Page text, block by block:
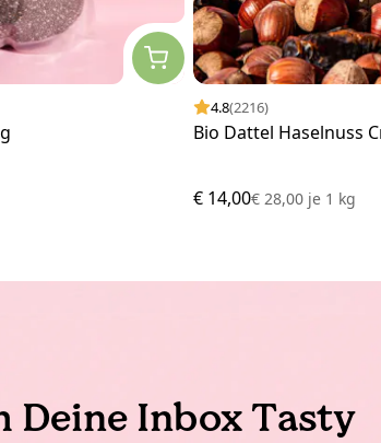
4.8(2216)
Bio Dattel Haselnuss
€ 14,00€ 28,00 je 1 kg
Deine Inbox Tasty